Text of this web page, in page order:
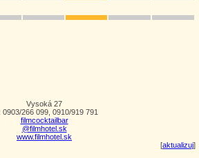
Vysoká 27
0903/266 099, 0910/919 791
filmcocktailbar
@filmhotel.sk
www.filmhotel.sk
[aktualizuj]